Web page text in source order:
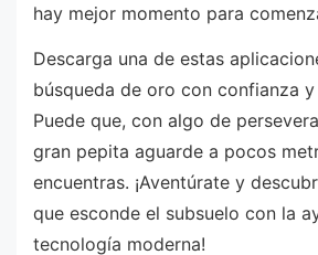
hay mejor momento para
Descarga una de estas
búsqueda de oro con confianza
Puede que, con algo de
gran pepita aguarde a pocos
encuentras. ¡Aventúrate y
que esconde el subsuelo con la
tecnología moderna!